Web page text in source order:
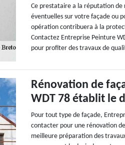
Ce prestataire a la réputation
éventuelles sur votre façade ou
opération contribuera à la
Contactez Entreprise Peinture
pour profiter des travaux de
Rénovation de
WDT 78 établit le
Pour tout type de façade,
contacter pour une rénovation
meilleure préparation des